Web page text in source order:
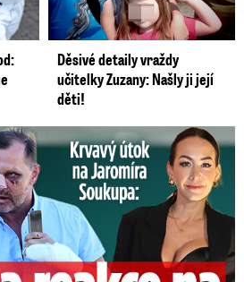
Děsivé detaily vraždy
učitelky Zuzany: Našly ji její
děti!
Reakce Agáty na zmlácení jejího ex